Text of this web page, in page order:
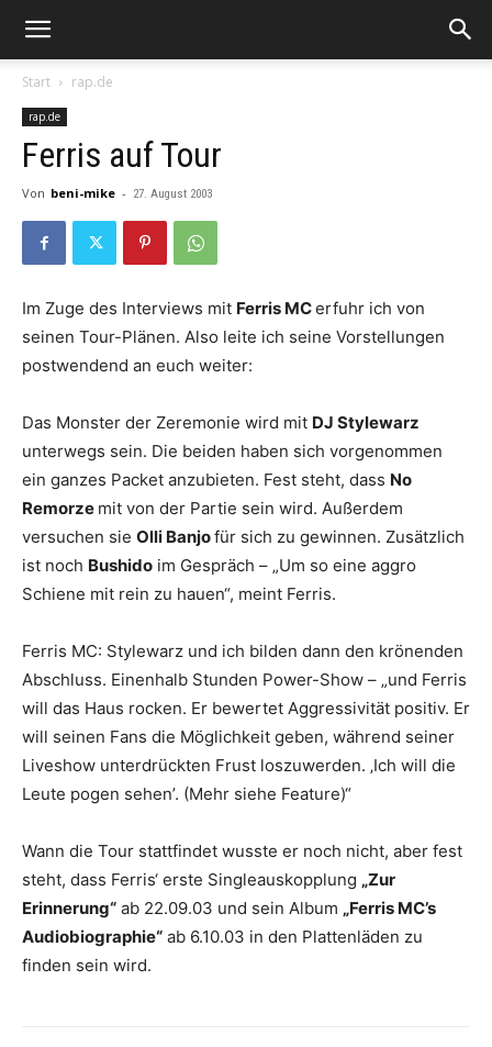
Start rap.de
rap.de
Ferris auf Tour
Von beni-mike - 27. August 2003
Im Zuge des Interviews mit Ferris MCerfuhr ich von
seinen Tour-Plänen. Also leite ich seine Vorstellungen
postwendend an euch weiter:
Das Monster der Zeremonie wird mit DJ Stylewarz
unterwegs sein. Die beiden haben sich vorgenommen
ein ganzes Packet anzubieten. Fest steht, dass No
Remorze mit von der Partie sein wird. Außerdem
versuchen sie Olli Banjofür sich zu gewinnen. Zusätzlich
ist noch Bushido im Gespräch – „Um so eine aggro
Schiene mit rein zu hauen“, meint Ferris.
Ferris MC: Stylewarz und ich bilden dann den krönenden
Abschluss. Einenhalb Stunden Power-Show – „und Ferris
will das Haus rocken. Er bewertet Aggressivität positiv. Er
will seinen Fans die Möglichkeit geben, während seiner
Liveshow unterdrückten Frust loszuwerden. ‚Ich will die
Leute pogen sehen’. (Mehr siehe Feature)“
Wann die Tour stattfindet wusste er noch nicht, aber fest
steht, dass Ferris‘ erste Singleauskopplung „Zur
Erinnerung“ ab 22.09.03 und sein Album „Ferris MC’s
Audiobiographie“ ab 6.10.03 in den Plattenläden zu
finden sein wird.